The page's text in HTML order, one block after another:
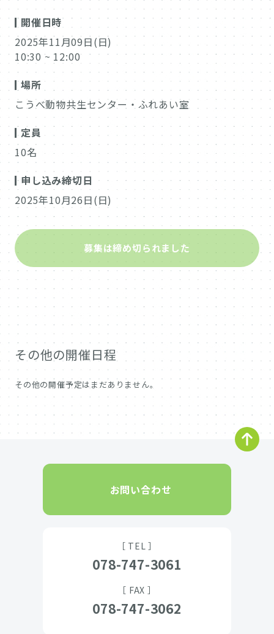
開催日時
2025年11月09日(日)
10:30 ~ 12:00
場所
こうべ動物共生センター・ふれあい室
定員
10名
申し込み締切日
2025年10月26日(日)
募集は締め切られました
その他の開催日程
その他の開催予定はまだありません。
お問い合わせ
［ TEL ］
078-747-3061
［ FAX ］
078-747-3062